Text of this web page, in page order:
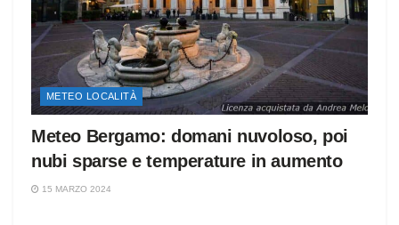
METEO LOCALITÀ
Meteo Bergamo: domani nuvoloso, poi
nubi sparse e temperature in aumento
15 MARZO 2024